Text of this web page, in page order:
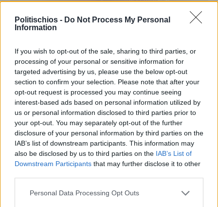
Politischios - Do Not Process My Personal
Information
If you wish to opt-out of the sale, sharing to third parties, or
processing of your personal or sensitive information for
targeted advertising by us, please use the below opt-out
section to confirm your selection. Please note that after your
opt-out request is processed you may continue seeing
interest-based ads based on personal information utilized by
us or personal information disclosed to third parties prior to
your opt-out. You may separately opt-out of the further
disclosure of your personal information by third parties on the
IAB’s list of downstream participants. This information may
also be disclosed by us to third parties on the IAB’s List of
Downstream Participants that may further disclose it to other
Personal Data Processing Opt Outs
Πριν 2 ημέρες
Παραμονή Δεκαπενταύγουστου με μεγάλο
πανηγύρι στη Σιδηρούντα